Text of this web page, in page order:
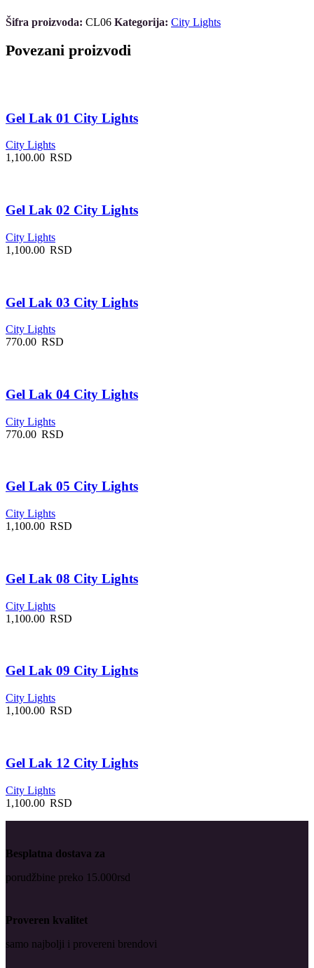
Šifra proizvoda: CL06 Kategorija: City Lights
Povezani proizvodi
Gel Lak 01 City Lights
City Lights
1,100.00 RSD
Gel Lak 02 City Lights
City Lights
1,100.00 RSD
Gel Lak 03 City Lights
City Lights
770.00 RSD
Gel Lak 04 City Lights
City Lights
770.00 RSD
Gel Lak 05 City Lights
City Lights
1,100.00 RSD
Gel Lak 08 City Lights
City Lights
1,100.00 RSD
Gel Lak 09 City Lights
City Lights
1,100.00 RSD
Gel Lak 12 City Lights
City Lights
1,100.00 RSD
Besplatna dostava za
porudžbine preko 15.000rsd
Proveren kvalitet
samo najbolji i provereni brendovi